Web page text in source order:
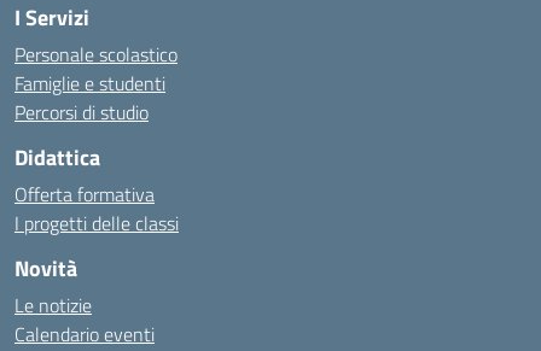
I Servizi
Personale scolastico
Famiglie e studenti
Percorsi di studio
Didattica
Offerta formativa
I progetti delle classi
Novità
Le notizie
Calendario eventi